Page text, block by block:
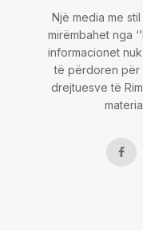
Një media me
mirëmbahet nga
informacionet
të përdoren për
drejtuesve të